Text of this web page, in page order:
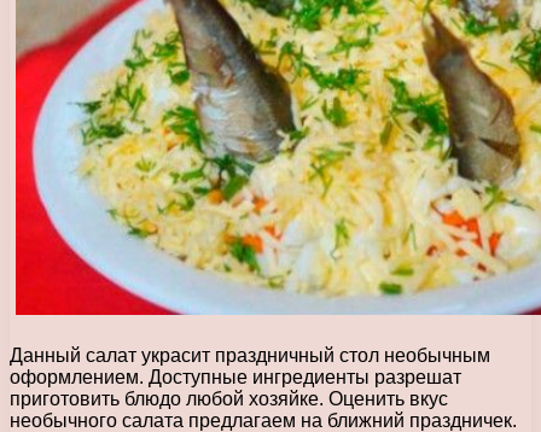
Данный салат украсит праздничный стол необычным
оформлением. Доступные ингредиенты разрешат
приготовить блюдо любой хозяйке. Оценить вкус
необычного салата предлагаем на ближний праздничек.